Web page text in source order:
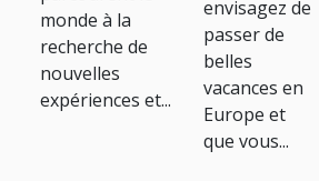
monde à la
recherche de
nouvelles
expériences et...
envisagez de
passer de
belles
vacances en
Europe et
que vous...